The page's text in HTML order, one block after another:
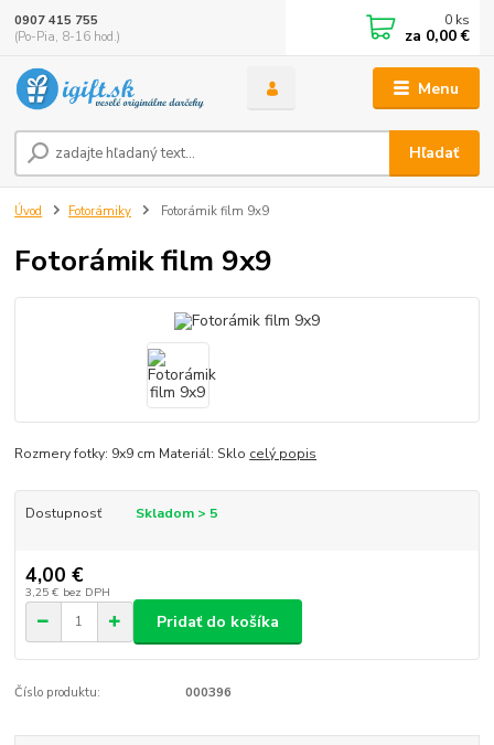
Menu
Hľadať
0907 415 755
(Po-Pia, 8-16 hod.)
0 ks
za 0,00 €
Úvod Fotorámiky Fotorámik film 9x9
Fotorámik film 9x9
Rozmery fotky: 9x9 cm Materiál: Sklo celý popis
Dostupnosť Skladom > 5
4,00 €
3,25 € bez DPH
Pridať do košíka
Číslo produktu: 000396